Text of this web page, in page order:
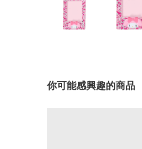
你可能感興趣的商品